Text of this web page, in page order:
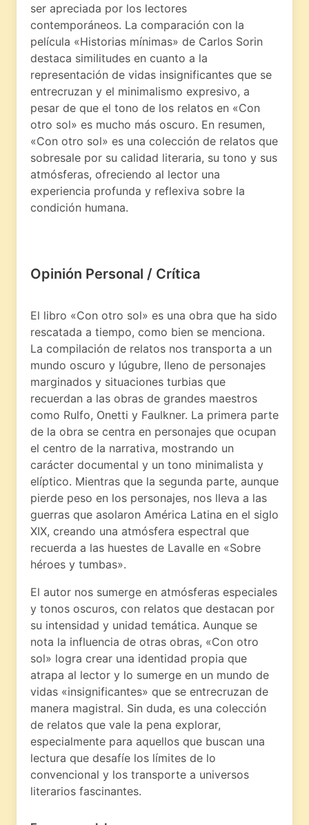
ser apreciada por los lectores
contemporáneos. La comparación con la
película «Historias mínimas» de Carlos Sorin
destaca similitudes en cuanto a la
representación de vidas insignificantes que se
entrecruzan y el minimalismo expresivo, a
pesar de que el tono de los relatos en «Con
otro sol» es mucho más oscuro. En resumen,
«Con otro sol» es una colección de relatos que
sobresale por su calidad literaria, su tono y sus
atmósferas, ofreciendo al lector una
experiencia profunda y reflexiva sobre la
condición humana.
Opinión Personal / Crítica
El libro «Con otro sol» es una obra que ha sido
rescatada a tiempo, como bien se menciona.
La compilación de relatos nos transporta a un
mundo oscuro y lúgubre, lleno de personajes
marginados y situaciones turbias que
recuerdan a las obras de grandes maestros
como Rulfo, Onetti y Faulkner. La primera parte
de la obra se centra en personajes que ocupan
el centro de la narrativa, mostrando un
carácter documental y un tono minimalista y
elíptico. Mientras que la segunda parte, aunque
pierde peso en los personajes, nos lleva a las
guerras que asolaron América Latina en el siglo
XIX, creando una atmósfera espectral que
recuerda a las huestes de Lavalle en «Sobre
héroes y tumbas».
El autor nos sumerge en atmósferas especiales
y tonos oscuros, con relatos que destacan por
su intensidad y unidad temática. Aunque se
nota la influencia de otras obras, «Con otro
sol» logra crear una identidad propia que
atrapa al lector y lo sumerge en un mundo de
vidas «insignificantes» que se entrecruzan de
manera magistral. Sin duda, es una colección
de relatos que vale la pena explorar,
especialmente para aquellos que buscan una
lectura que desafíe los límites de lo
convencional y los transporte a universos
literarios fascinantes.